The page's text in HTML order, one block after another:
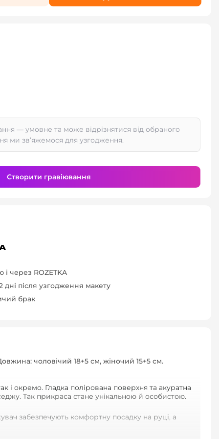
— умовне та може відрізнятися від обраного
ми зв’яжемося для узгодження.
Створити гравіювання
через ROZETKA
дні після узгодження макету
брак
чоловічий 18+5 см, жіночий 15+5 см.
і окремо. Гладка полірована поверхня та акуратна
Так прикраса стане унікальною й особистою.
забезпечують комфортну посадку на руці, а